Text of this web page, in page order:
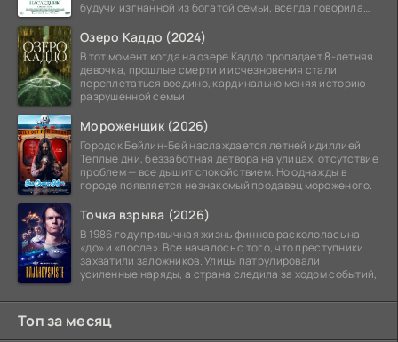
будучи изгнанной из богатой семьи, всегда говорила
Озеро Каддо (2024)
В тот момент когда на озере Каддо пропадает 8-летняя
девочка, прошлые смерти и исчезновения стали
переплетаться воедино, кардинально меняя историю
разрушенной семьи.
Мороженщик (2026)
Городок Бейлин-Бей наслаждается летней идиллией.
Теплые дни, беззаботная детвора на улицах, отсутствие
проблем — все дышит спокойствием. Но однажды в
городе появляется незнакомый продавец мороженого.
Точка взрыва (2026)
В 1986 году привычная жизнь финнов раскололась на
«до» и «после». Все началось с того, что преступники
захватили заложников. Улицы патрулировали
усиленные наряды, а страна следила за ходом событий,
Топ за месяц